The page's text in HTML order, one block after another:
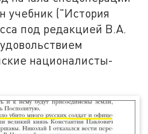
учебник ("История
под редакцией В.А.
националисты-